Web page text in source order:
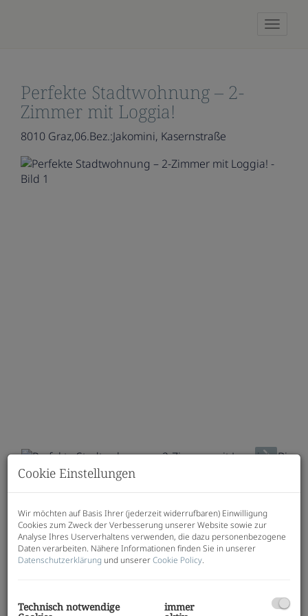
Perfekte Stadtwohnung – 2-
Zimmer mit Loggia!
8010 Graz,06.Bez.:Jakomini, Kasernstraße
Beschreibung
JAKOMINI VERDE - Haus A
Modern, hochwertig, nachhaltig - Ihr neues Zuhause
im Graz-Jakomini!
Tiefgaragenparkplätze: 44
Cookie Einstellungen
Wir möchten auf Basis Ihrer (jederzeit widerrufbaren) Einwilligung
Cookies zum Zweck der Verbesserung unserer Website sowie zur
Analyse Ihres Userverhaltens verwenden, die dazu personenbezogene
Daten verarbeiten. Nähere Informationen finden Sie in unserer
Datenschutzerklärung und unsererCookie Policy.
Technisch notwendige immer